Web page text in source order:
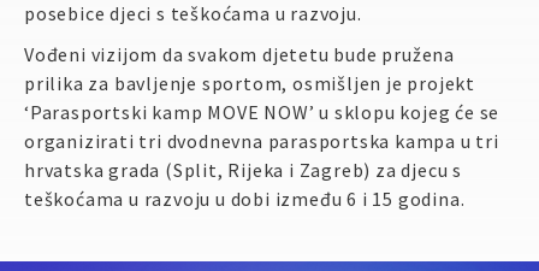
posebice djeci s teškoćama u razvoju.
Vođeni vizijom da svakom djetetu bude pružena
prilika za bavljenje sportom, osmišljen je projekt
‘Parasportski kamp MOVE NOW’ u sklopu kojeg će se
organizirati tri dvodnevna parasportska kampa u tri
hrvatska grada (Split, Rijeka i Zagreb) za djecu s
teškoćama u razvoju u dobi između 6 i 15 godina.